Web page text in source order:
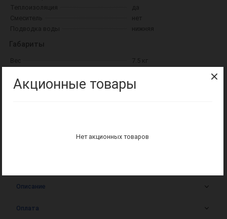
Теплоизоляция
да
Смеситель
нет
Подводка воды
нижняя
Габариты
Вес
7.5 кг
Глубина
32.4 см
Термостат безопасности
нет
Описание
Оплата
Акционные товары
Нет акционных товаров